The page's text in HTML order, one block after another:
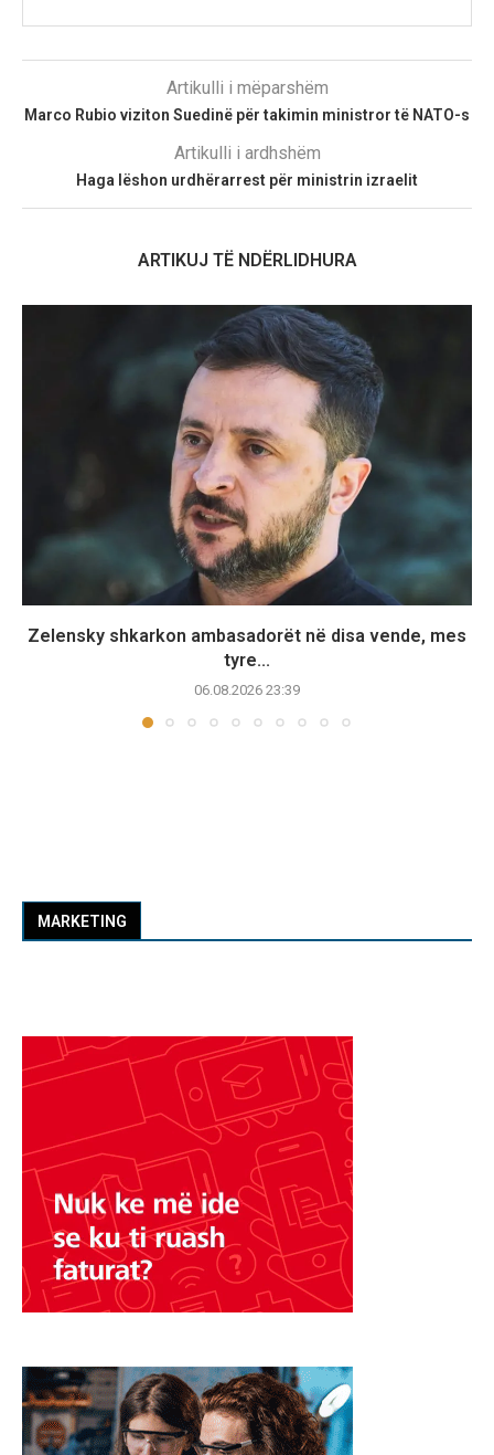
Artikulli i mëparshëm
​Marco Rubio viziton Suedinë për takimin ministror të NATO-s
Artikulli i ardhshëm
Haga lëshon urdhërarrest për ministrin izraelit
ARTIKUJ TË NDËRLIDHURA
Zelensky shkarkon ambasadorët në disa vende, mes
tyre...
06.08.2026 23:39
MARKETING